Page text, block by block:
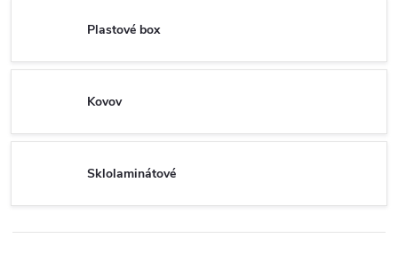
Plastové box
Kovov
Sklolaminátové